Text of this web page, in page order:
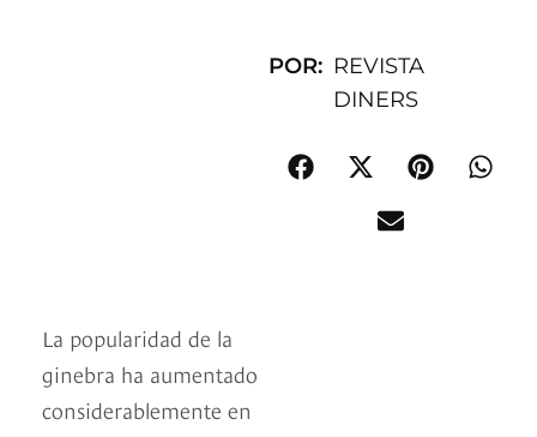
POR: REVISTA
DINERS
La popularidad de la
ginebra ha aumentado
considerablemente en